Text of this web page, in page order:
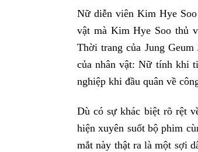
Nữ diễn viên Kim Hye
vật mà Kim Hye Soo thủ
Thời trang của Jung
của nhân vật: Nữ tính khi
nghiệp khi đầu quân về
Dù có sự khác biệt rõ rệt
hiện xuyên suốt bộ phim
mắt này thật ra là một sợi